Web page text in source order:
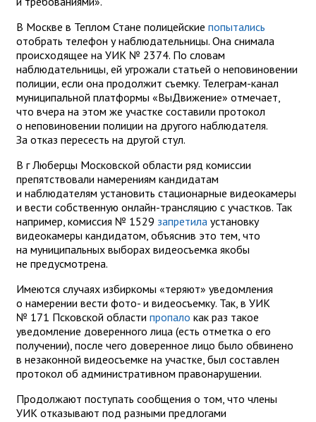
В Москве в Теплом Стане полицейские попытались
отобрать телефон у наблюдательницы. Она снимала
происходящее на УИК № 2374. По словам
наблюдательницы, ей угрожали статьей о неповиновении
полиции, если она продолжит съемку. Телеграм-канал
муниципальной платформы «ВыДвижение» отмечает,
что вчера на этом же участке составили протокол
о неповиновении полиции на другого наблюдателя.
За отказ пересесть на другой стул.
В г Люберцы Московской области ряд комиссии
препятствовали намерениям кандидатам
и наблюдателям установить стационарные видеокамеры
и вести собственную онлайн-трансляцию с участков. Так
например, комиссия № 1529 запретила установку
видеокамеры кандидатом, объяснив это тем, что
на муниципальных выборах видеосъемка якобы
не предусмотрена.
Имеются случаях избиркомы «теряют» уведомления
о намерении вести фото- и видеосъемку. Так, в УИК
№ 171 Псковской области пропало как раз такое
уведомление доверенного лица (есть отметка о его
получении), после чего доверенное лицо было обвинено
в незаконной видеосъемке на участке, был составлен
протокол об административном правонарушении.
Продолжают поступать сообщения о том, что члены
УИК отказывают под разными предлогами